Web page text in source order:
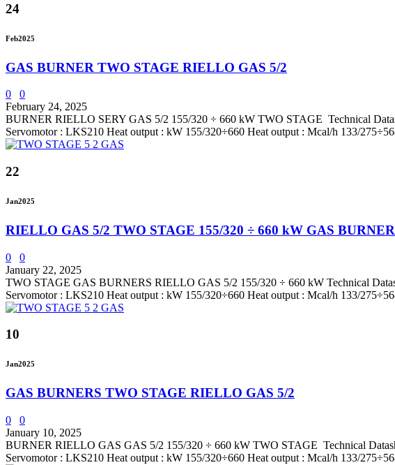
24
Feb2025
GAS BURNER TWO STAGE RIELLO GAS 5/2
0
0
February 24, 2025
BURNER RIELLO SERY GAS 5/2 155/320 ÷ 660 kW TWO STAGE Technical
Servomotor : LKS210 Heat output : kW 155/320÷660 Heat output : Mcal/h 133/
22
Jan2025
RIELLO GAS 5/2 TWO STAGE 155/320 ÷ 660 kW GAS
0
0
January 22, 2025
TWO STAGE GAS BURNERS RIELLO GAS 5/2 155/320 ÷ 660 kW Technical
Servomotor : LKS210 Heat output : kW 155/320÷660 Heat output : Mcal/h 133/
10
Jan2025
GAS BURNERS TWO STAGE RIELLO GAS 5/2
0
0
January 10, 2025
BURNER RIELLO GAS GAS 5/2 155/320 ÷ 660 kW TWO STAGE Technical
Servomotor : LKS210 Heat output : kW 155/320÷660 Heat output : Mcal/h 133/